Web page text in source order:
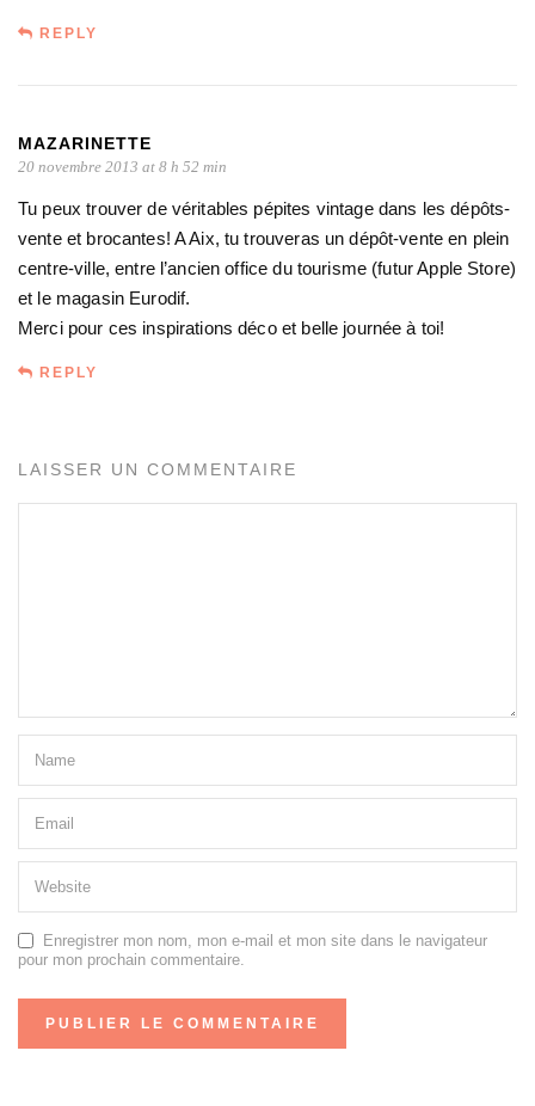
REPLY
MAZARINETTE
20 novembre 2013 at 8 h 52 min
Tu peux trouver de véritables pépites vintage dans les dépôts-
vente et brocantes! A Aix, tu trouveras un dépôt-vente en plein
centre-ville, entre l’ancien office du tourisme (futur Apple Store)
et le magasin Eurodif.
Merci pour ces inspirations déco et belle journée à toi!
REPLY
LAISSER UN COMMENTAIRE
Enregistrer mon nom, mon e-mail et mon site dans le navigateur
pour mon prochain commentaire.